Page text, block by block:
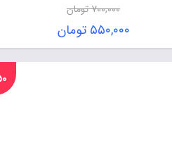
تومان
۵۵۰,۰۰۰ تومان